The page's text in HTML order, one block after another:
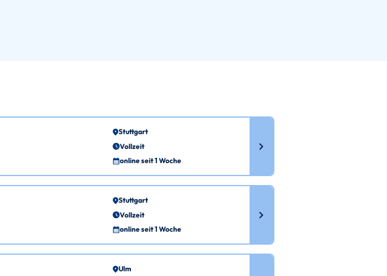
Stuttgart
Vollzeit
online seit 1 Woche
Stuttgart
Vollzeit
online seit 1 Woche
Ulm